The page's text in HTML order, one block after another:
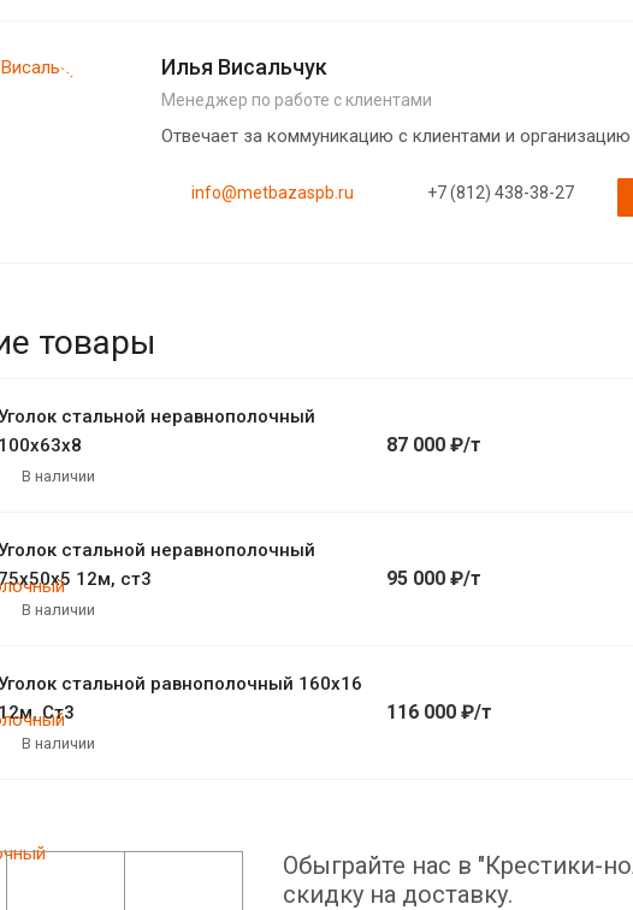
Илья Висальчук
Менеджер по работе с клиентами
Отвечает за коммуникацию с клиентами и
info@metbazaspb.ru +7 (812) 438-38-27
товары
стальной неравнополочный
В наличии
87 000 ₽/т
стальной неравнополочный
12м, ст3
В наличии
95 000 ₽/т
стальной равнополочный 160х16
Ст3
В наличии
116 000 ₽/т
Обыграйте нас в "Крестики-
скидку на доставку.